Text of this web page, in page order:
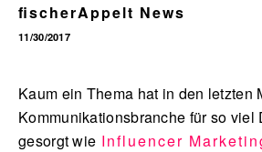
fischerAppelt News
11/30/2017
Kaum ein Thema hat in den letzten
Kommunikationsbranche für so viel
gesorgt wie Influencer